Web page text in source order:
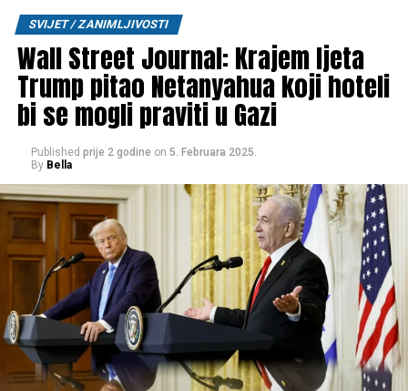
SVIJET / ZANIMLJIVOSTI
Wall Street Journal: Krajem ljeta
Trump pitao Netanyahua koji hoteli
bi se mogli praviti u Gazi
Published prije 2 godine on 5. Februara 2025.
By Bella